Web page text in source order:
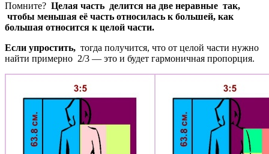
Помните? Целая часть делится на две неравные так,
чтобы меньшая её часть относилась к большей, как
большая относится к целой части.
Если упростить, тогда получится, что от целой части нужно
найти примерно 2/3 — это и будет гармоничная пропорция.